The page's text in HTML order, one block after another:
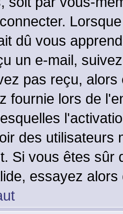
dû vous
un e-mail,
pas reçu,
fournie lors de
des utilisateurs
Si vous êtes sûr
essayez